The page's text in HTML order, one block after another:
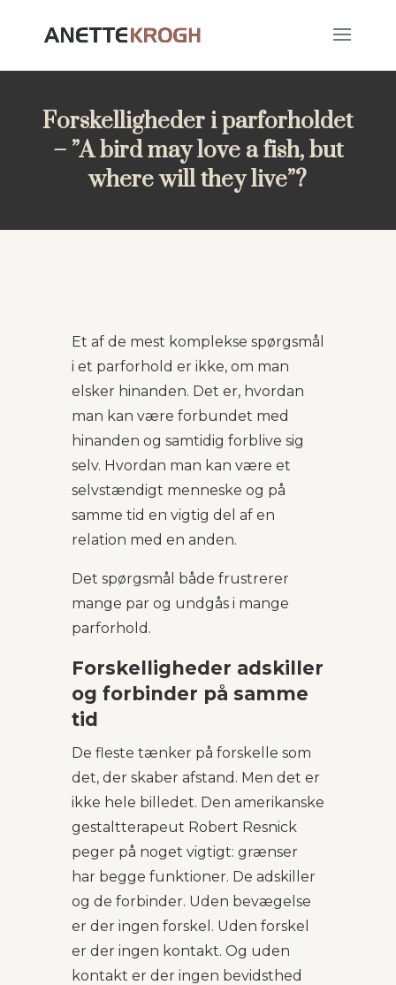
Forskelligheder i parforholdet
– ”A bird may love a fish, but
where will they live”?
Et af de mest komplekse spørgsmål
i et parforhold er ikke, om man
elsker hinanden. Det er, hvordan
man kan være forbundet med
hinanden og samtidig forblive sig
selv. Hvordan man kan være et
selvstændigt menneske og på
samme tid en vigtig del af en
relation med en anden.
Det spørgsmål både frustrerer
mange par og undgås i mange
parforhold.
Forskelligheder adskiller
og forbinder på samme
tid
De fleste tænker på forskelle som
det, der skaber afstand. Men det er
ikke hele billedet. Den amerikanske
gestaltterapeut Robert Resnick
peger på noget vigtigt: grænser
har begge funktioner. De adskiller
og de forbinder. Uden bevægelse
er der ingen forskel. Uden forskel
er der ingen kontakt. Og uden
kontakt er der ingen bevidsthed